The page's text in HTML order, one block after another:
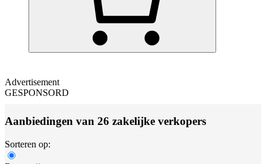
Advertisement
GESPONSORD
Aanbiedingen van 26 zakelijke verkopers
Sorteren op: